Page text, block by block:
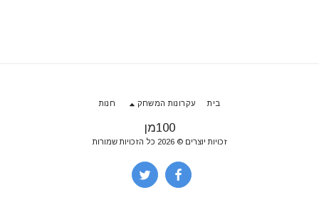
100מן
זכויות יוצרים © 2026 כל הזכויות שמורות
בית עקרונות המשחק חנות